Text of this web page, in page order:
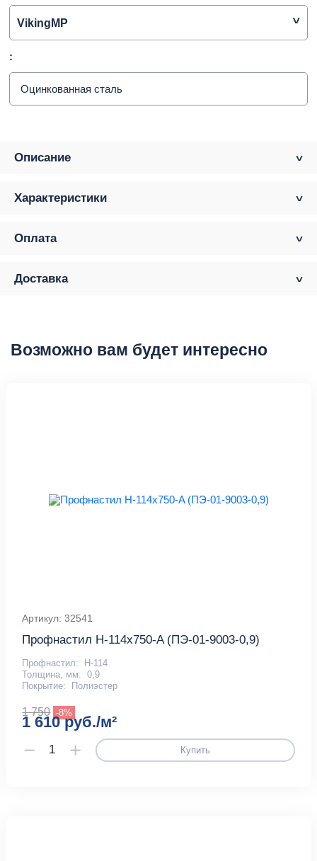
VikingMP
:
Оцинкованная сталь
Описание
Характеристики
Оплата
Доставка
Возможно вам будет интересно
Артикул: 32541
Профнастил Н-114x750-A (ПЭ-01-9003-0,9)
Профнастил:
Н-114
Толщина, мм: 0,9
Покрытие:
Полиэстер
1 750 -8%
1 610 руб./м²
Купить